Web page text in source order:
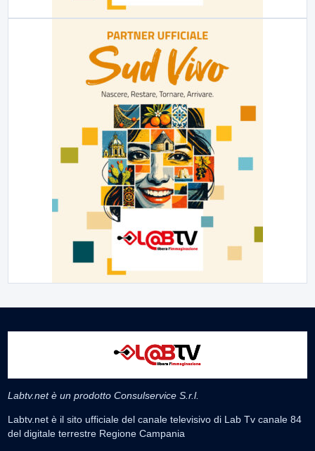
Labtv.net è un prodotto Consulservice S.r.l.
Labtv.net è il sito ufficiale del canale televisivo di Lab Tv canale 84
del digitale terrestre Regione Campania